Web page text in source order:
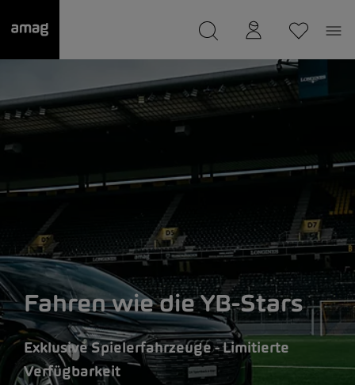
wurde als Ihre Garage gespeichert.
Fahren wie die YB-Stars
Exklusive Spielerfahrzeuge - Limitierte
Verfügbarkeit